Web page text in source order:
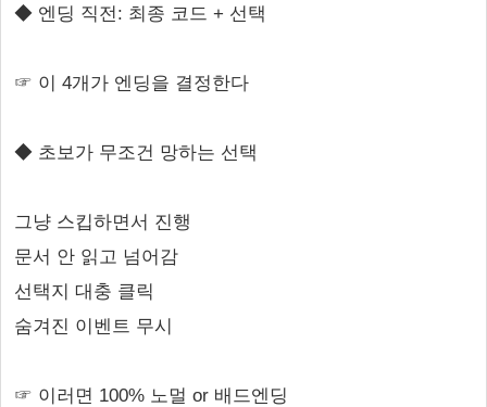
◆ 엔딩 직전: 최종 코드 + 선택
☞ 이 4개가 엔딩을 결정한다
◆ 초보가 무조건 망하는 선택
그냥 스킵하면서 진행
문서 안 읽고 넘어감
선택지 대충 클릭
숨겨진 이벤트 무시
☞ 이러면 100% 노멀 or 배드엔딩